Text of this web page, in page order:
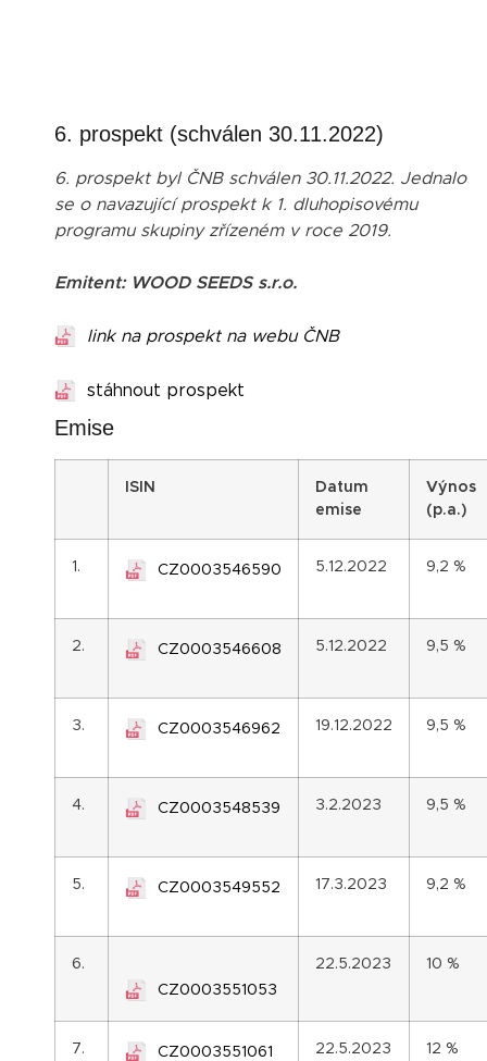
6. prospekt (schválen 30.11.2022)
6. prospekt byl ČNB schválen 30.11.2022. Jednalo
se o navazující prospekt k 1. dluhopisovému
programu skupiny zřízeném v roce 2019.
Emitent: WOOD SEEDS s.r.o.
link na prospekt na webu ČNB
stáhnout prospekt
Emise
ISIN
Datum
emise
Výnos
(p.a.)
1. CZ0003546590 5.12.2022 9,2 %
2. CZ0003546608 5.12.2022 9,5 %
3. CZ0003546962 19.12.2022 9,5 %
4. CZ0003548539 3.2.2023 9,5 %
5. CZ0003549552 17.3.2023 9,2 %
6.
CZ0003551053
22.5.2023 10 %
7. CZ0003551061 22.5.2023 12 %